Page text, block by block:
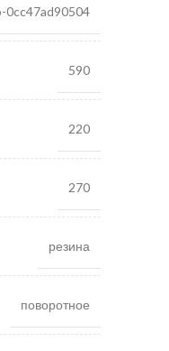
0cc47ad90504
590
220
270
резина
поворотное